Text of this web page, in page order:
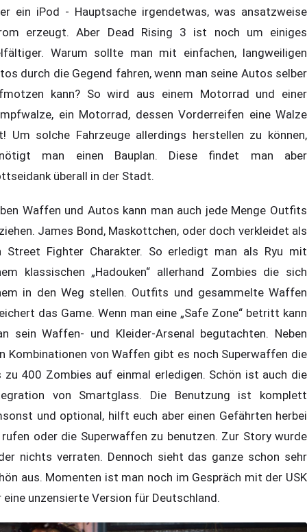
ein iPod - Hauptsache irgendetwas, was ansatzweise
erzeugt. Aber Dead Rising 3 ist noch um einiges
Warum sollte man mit einfachen, langweiligen
durch die Gegend fahren, wenn man seine Autos selber
kann? So wird aus einem Motorrad und einer
ein Motorrad, dessen Vorderreifen eine Walze
Um solche Fahrzeuge allerdings herstellen zu können,
man einen Bauplan. Diese findet man aber
überall in der Stadt.
Waffen und Autos kann man auch jede Menge Outfits
James Bond, Maskottchen, oder doch verkleidet als
Street Fighter Charakter. So erledigt man als Ryu mit
klassischen „Hadouken“ allerhand Zombies die sich
in den Weg stellen. Outfits und gesammelte Waffen
das Game. Wenn man eine „Safe Zone“ betritt kann
sein Waffen- und Kleider-Arsenal begutachten. Neben
Kombinationen von Waffen gibt es noch Superwaffen die
zu 400 Zombies auf einmal erledigen. Schön ist auch die
von Smartglass. Die Benutzung ist komplett
und optional, hilft euch aber einen Gefährten herbei
oder die Superwaffen zu benutzen. Zur Story wurde
nichts verraten. Dennoch sieht das ganze schon sehr
aus. Momenten ist man noch im Gespräch mit der USK
eine unzensierte Version für Deutschland.